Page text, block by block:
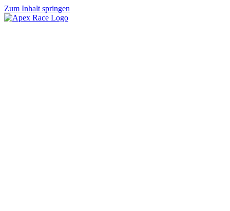
Zum Inhalt springen